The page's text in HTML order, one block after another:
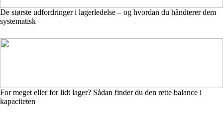
De største udfordringer i lagerledelse – og hvordan du håndterer dem
systematisk
For meget eller for lidt lager? Sådan finder du den rette balance i
kapaciteten